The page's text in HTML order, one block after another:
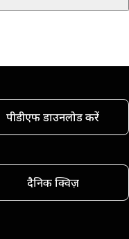
पीडीएफ डाउनलोड करें
दैनिक क्विज़